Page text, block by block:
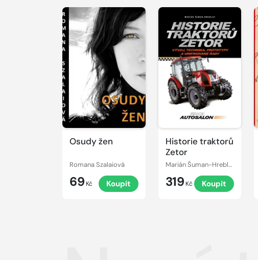
Osudy žen
Romana Szalaiová
69 Kč Koupit
Historie traktorů
Zetor
Marián Šuman-Hreblay
319 Kč Koupit